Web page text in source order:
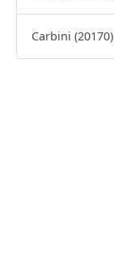
Carbini (20170)